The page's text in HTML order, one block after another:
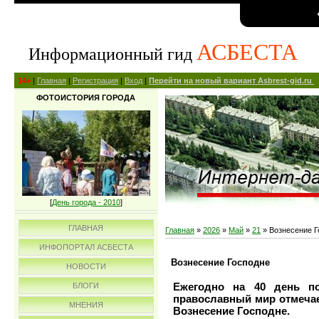
Информационный гид АСБЕСТА
14+ | Главная | Регистрация | Вход | Перейти на новый вариант Asbrest-gid.ru
ФОТОИСТОРИЯ ГОРОДА
[День города - 2010]
ГЛАВНАЯ
ИНФОПОРТАЛ АСБЕСТА
НОВОСТИ
БЛОГИ
МНЕНИЯ
Главная » 2026 » Май » 21 » Вознесение
Вознесение Господне
Ежегодно на 40 день
православный мир
Вознесение Господне.